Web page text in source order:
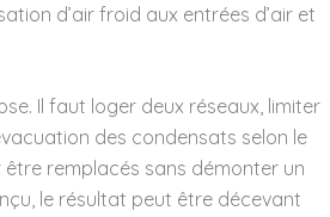
d’air froid aux entrées d’air et
Il faut loger deux réseaux, limiter
des condensats selon le
remplacés sans démonter un
le résultat peut être décevant